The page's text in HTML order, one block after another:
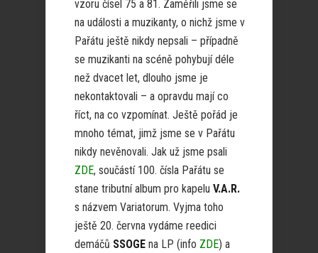
vzoru čísel 75 a 81. Zaměřili jsme se
na události a muzikanty, o nichž jsme v
Pařátu ještě nikdy nepsali – případně
se muzikanti na scéně pohybují déle
než dvacet let, dlouho jsme je
nekontaktovali – a opravdu mají co
říct, na co vzpomínat. Ještě pořád je
mnoho témat, jimž jsme se v Pařátu
nikdy nevěnovali. Jak už jsme psali
ZDE, součástí 100. čísla Pařátu se
stane tributní album pro kapelu V.A.R.
s názvem Variatorum. Vyjma toho
ještě 20. června vydáme reedici
demáčů SSOGE na LP (info ZDE) a